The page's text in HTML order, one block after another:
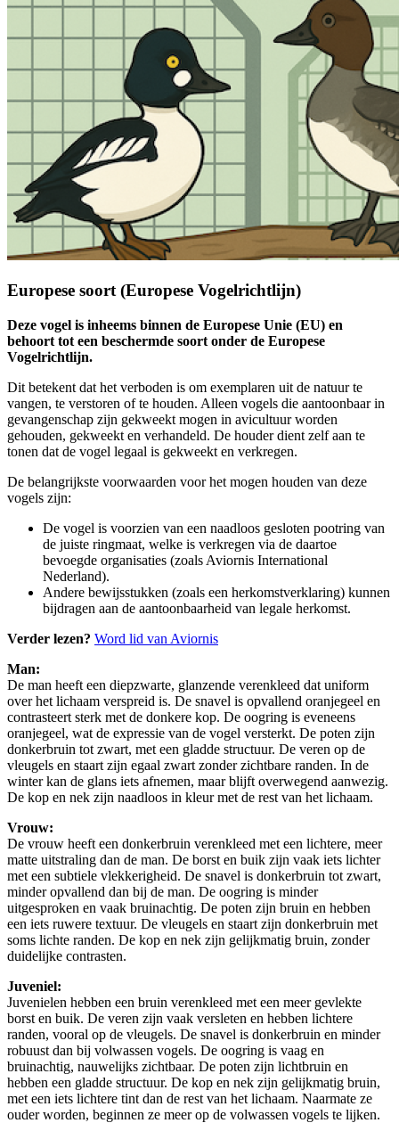
Europese soort (Europese Vogelrichtlijn)
Deze vogel is inheems binnen de Europese Unie (EU) en
behoort tot een beschermde soort onder de Europese
Vogelrichtlijn.
Dit betekent dat het verboden is om exemplaren uit de natuur te
vangen, te verstoren of te houden. Alleen vogels die aantoonbaar in
gevangenschap zijn gekweekt mogen in avicultuur worden
gehouden, gekweekt en verhandeld. De houder dient zelf aan te
tonen dat de vogel legaal is gekweekt en verkregen.
De belangrijkste voorwaarden voor het mogen houden van deze
vogels zijn:
De vogel is voorzien van een naadloos gesloten pootring van
de juiste ringmaat, welke is verkregen via de daartoe
bevoegde organisaties (zoals Aviornis International
Nederland).
Andere bewijsstukken (zoals een herkomstverklaring) kunnen
bijdragen aan de aantoonbaarheid van legale herkomst.
Verder lezen? Word lid van Aviornis
Man:
De man heeft een diepzwarte, glanzende verenkleed dat uniform
over het lichaam verspreid is. De snavel is opvallend oranjegeel en
contrasteert sterk met de donkere kop. De oogring is eveneens
oranjegeel, wat de expressie van de vogel versterkt. De poten zijn
donkerbruin tot zwart, met een gladde structuur. De veren op de
vleugels en staart zijn egaal zwart zonder zichtbare randen. In de
winter kan de glans iets afnemen, maar blijft overwegend aanwezig.
De kop en nek zijn naadloos in kleur met de rest van het lichaam.
Vrouw:
De vrouw heeft een donkerbruin verenkleed met een lichtere, meer
matte uitstraling dan de man. De borst en buik zijn vaak iets lichter
met een subtiele vlekkerigheid. De snavel is donkerbruin tot zwart,
minder opvallend dan bij de man. De oogring is minder
uitgesproken en vaak bruinachtig. De poten zijn bruin en hebben
een iets ruwere textuur. De vleugels en staart zijn donkerbruin met
soms lichte randen. De kop en nek zijn gelijkmatig bruin, zonder
duidelijke contrasten.
Juveniel:
Juvenielen hebben een bruin verenkleed met een meer gevlekte
borst en buik. De veren zijn vaak versleten en hebben lichtere
randen, vooral op de vleugels. De snavel is donkerbruin en minder
robuust dan bij volwassen vogels. De oogring is vaag en
bruinachtig, nauwelijks zichtbaar. De poten zijn lichtbruin en
hebben een gladde structuur. De kop en nek zijn gelijkmatig bruin,
met een iets lichtere tint dan de rest van het lichaam. Naarmate ze
ouder worden, beginnen ze meer op de volwassen vogels te lijken.